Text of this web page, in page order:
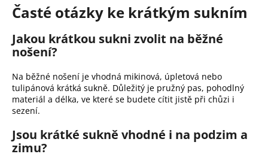
Časté otázky ke krátkým sukním
Jakou krátkou sukni zvolit na běžné
nošení?
Na běžné nošení je vhodná mikinová, úpletová nebo
tulipánová krátká sukně. Důležitý je pružný pas, pohodlný
materiál a délka, ve které se budete cítit jistě při chůzi i
sezení.
Jsou krátké sukně vhodné i na podzim a
zimu?